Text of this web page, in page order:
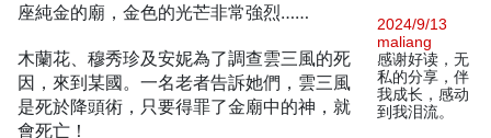
座純金的廟，金色的光芒非常強烈……
木蘭花、穆秀珍及安妮為了調查雲三風的死
因，來到某國。一名老者告訴她們，雲三風
是死於降頭術，只要得罪了金廟中的神，就
會死亡！
2024/9/13
maliang
感谢好读，无
私的分享，伴
我成长，感动
到我泪流。